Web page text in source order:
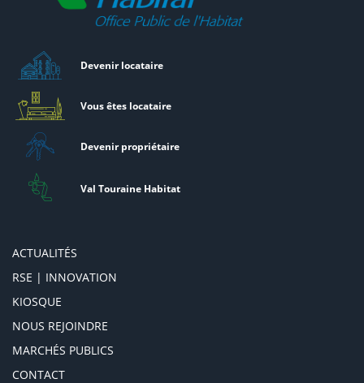
Devenir locataire
Vous êtes locataire
Devenir propriétaire
Val Touraine Habitat
ACTUALITÉS
RSE | INNOVATION
KIOSQUE
NOUS REJOINDRE
MARCHÉS PUBLICS
CONTACT